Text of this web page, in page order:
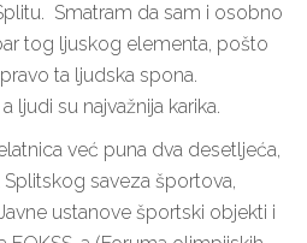
Smatram da sam i osobno
tog ljuskog elementa, pošto
ta ljudska spona.
ljudi su najvažnija karika.
već puna dva desetljeća,
saveza športova,
ustanove športski objekti i